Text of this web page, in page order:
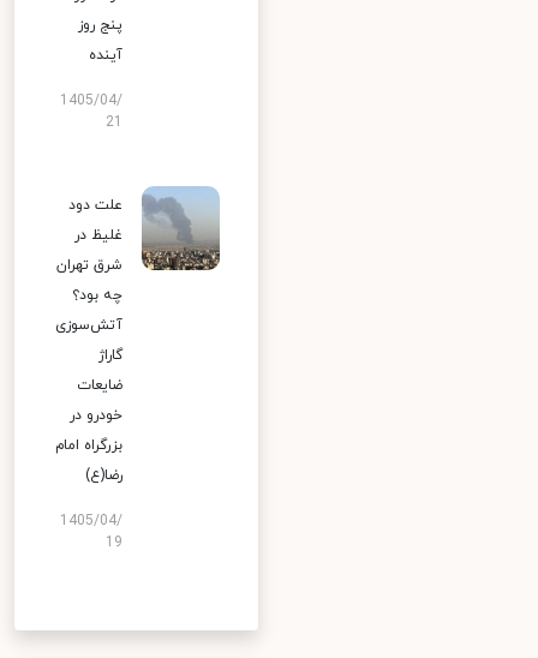
پنج روز
آینده
1405/04/
علت دود
غلیظ در
شرق تهران
چه بود؟
آتش‌سوزی
گاراژ
ضایعات
خودرو در
بزرگراه امام
رضا(ع)
1405/04/
19